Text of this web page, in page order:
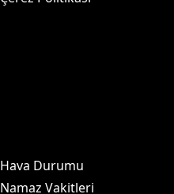
Hava Durumu
Namaz Vakitleri